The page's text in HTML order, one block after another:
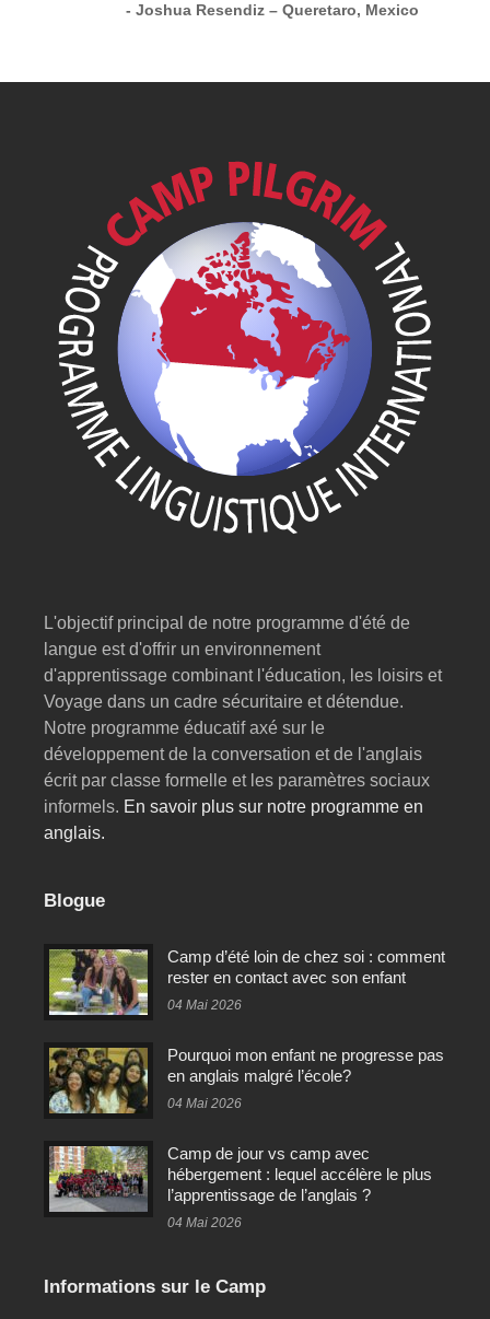
- Joshua Resendiz – Queretaro, Mexico
L'objectif principal de notre programme d'été de
langue est d'offrir un environnement
d'apprentissage combinant l'éducation, les loisirs et
Voyage dans un cadre sécuritaire et détendue.
Notre programme éducatif axé sur le
développement de la conversation et de l'anglais
écrit par classe formelle et les paramètres sociaux
informels. En savoir plus sur notre programme en
anglais.
Blogue
Camp d’été loin de chez soi : comment
rester en contact avec son enfant
04 Mai 2026
Pourquoi mon enfant ne progresse pas
en anglais malgré l’école?
04 Mai 2026
Camp de jour vs camp avec
hébergement : lequel accélère le plus
l’apprentissage de l’anglais ?
04 Mai 2026
Informations sur le Camp